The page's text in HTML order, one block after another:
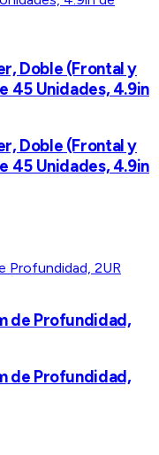
Doble (Frontal y
45 Unidades, 4.9in
Doble (Frontal y
45 Unidades, 4.9in
de Profundidad,
de Profundidad,